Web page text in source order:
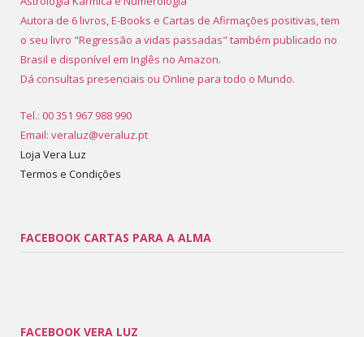
Autora de 6 livros, E-Books e Cartas de Afirmações positivas, tem
o seu livro "Regressão a vidas passadas" também publicado no
Brasil e disponível em Inglês no Amazon.
Dá consultas presenciais ou Online para todo o Mundo.
Tel.: 00 351 967 988 990
Email: veraluz@veraluz.pt
Loja Vera Luz
Termos e Condições
FACEBOOK CARTAS PARA A ALMA
FACEBOOK VERA LUZ